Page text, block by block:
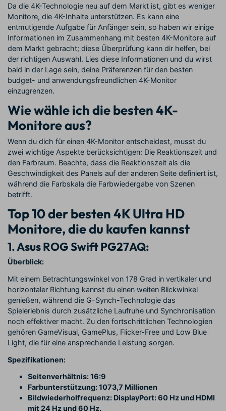
Da die 4K-Technologie neu auf dem Markt ist, gibt es weniger
Monitore, die 4K-Inhalte unterstützen. Es kann eine
entmutigende Aufgabe für Anfänger sein, so haben wir einige
Informationen im Zusammenhang mit besten 4K-Monitore auf
dem Markt gebracht; diese Überprüfung kann dir helfen, bei
der richtigen Auswahl. Lies diese Informationen und du wirst
bald in der Lage sein, deine Präferenzen für den besten
budget- und anwendungsfreundlichen 4K-Monitor
einzugrenzen.
Wie wähle ich die besten 4K-
Monitore aus?
Wenn du dich für einen 4K-Monitor entscheidest, musst du
zwei wichtige Aspekte berücksichtigen: Die Reaktionszeit und
den Farbraum. Beachte, dass die Reaktionszeit als die
Geschwindigkeit des Panels auf der anderen Seite definiert ist,
während die Farbskala die Farbwiedergabe von Szenen
betrifft.
Top 10 der besten 4K Ultra HD
Monitore, die du kaufen kannst
1. Asus ROG Swift PG27AQ:
Überblick:
Mit einem Betrachtungswinkel von 178 Grad in vertikaler und
horizontaler Richtung kannst du einen weiten Blickwinkel
genießen, während die G-Synch-Technologie das
Spielerlebnis durch zusätzliche Laufruhe und Synchronisation
noch effektiver macht. Zu den fortschrittlichen Technologien
gehören GameVisual, GamePlus, Flicker-Free und Low Blue
Light, die für eine ansprechende Leistung sorgen.
Spezifikationen:
Seitenverhältnis: 16:9
Farbunterstützung: 1073,7 Millionen
Bildwiederholfrequenz: DisplayPort: 60 Hz und HDMI
mit 24 Hz und 60 Hz.